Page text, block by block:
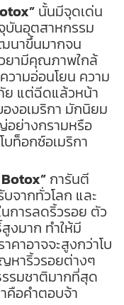
นั้นมีจุดเด่น
บันอุตสาหกรรม
นาขึ้นมากจน
วยามีคุณภาพใกล้
วามอ่อนโยน ความ
ย แต่ฉีดแล้วหน้า
องอเมริกา มักนิยม
อย่างกรามหรือ
บท็อกซ์อเมริกา
การันตี
จากทั่วโลก และ
การลดริ้วรอย ตัว
งมาก ทำให้มี
คาอาจจะสูงกว่าโบ
หาริ้วรอยต่างๆ
รมชาติมากที่สุด
คือคำตอบจ้า